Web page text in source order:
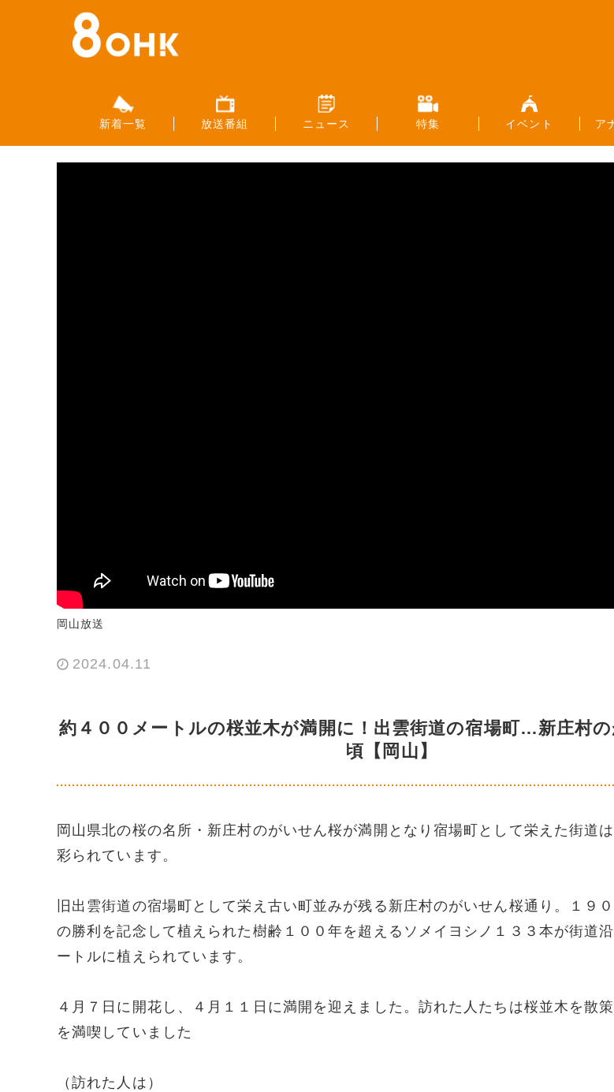
新着一覧 放送番組 ニュース 特集 イベント ア
岡山放送
2024.04.11
約４００メートルの桜並木が満開に！出雲街道の宿場町…新庄村
頃【岡山】
岡山県北の桜の名所・新庄村のがいせん桜が満開となり宿場町として栄えた街道
彩られています。
旧出雲街道の宿場町として栄え古い町並みが残る新庄村のがいせん桜通り。１９
の勝利を記念して植えられた樹齢１００年を超えるソメイヨシノ１３３本が街道
ートルに植えられています。
４月７日に開花し、４月１１日に満開を迎えました。訪れた人たちは桜並木を散
を満喫していました
（訪れた人は）